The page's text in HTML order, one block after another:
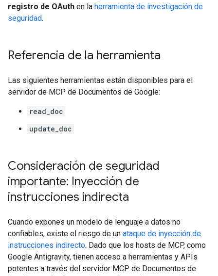
registro de OAuth en la herramienta de investigación de
seguridad.
Referencia de la herramienta
Las siguientes herramientas están disponibles para el
servidor de MCP de Documentos de Google:
read_doc
update_doc
Consideración de seguridad
importante: Inyección de
instrucciones indirecta
Cuando expones un modelo de lenguaje a datos no
confiables, existe el riesgo de un ataque de inyección de
instrucciones indirecto. Dado que los hosts de MCP, como
Google Antigravity, tienen acceso a herramientas y APIs
potentes a través del servidor MCP de Documentos de